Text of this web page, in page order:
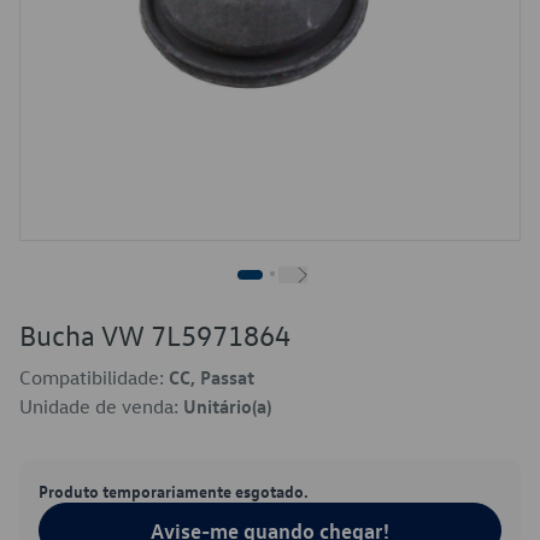
Bucha VW 7L5971864
Compatibilidade: CC, Passat
Unidade de venda: Unitário(a)
Produto temporariamente esgotado.
Avise-me quando chegar!